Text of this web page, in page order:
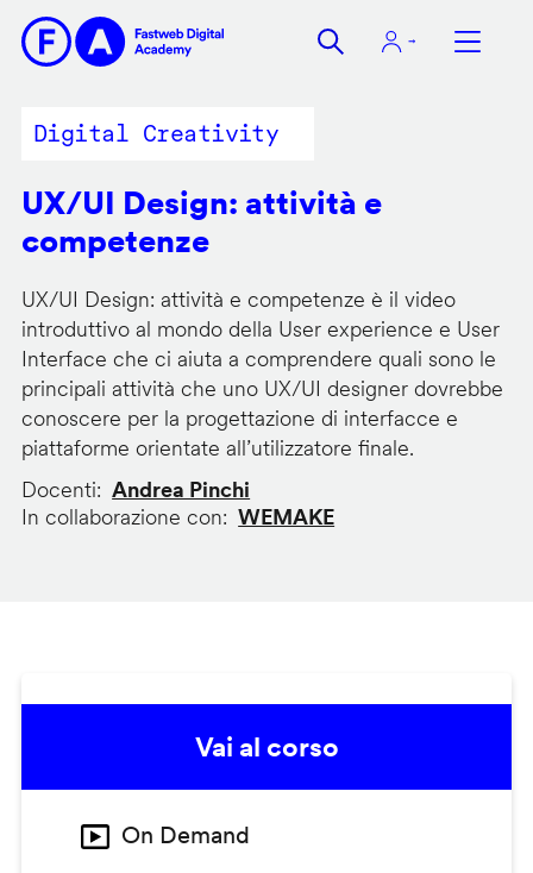
contenuto
Digital Creativity
UX/UI Design: attività e
competenze
UX/UI Design: attività e competenze è il video
introduttivo al mondo della User experience e User
Interface che ci aiuta a comprendere quali sono le
principali attività che uno UX/UI designer dovrebbe
conoscere per la progettazione di interfacce e
piattaforme orientate all’utilizzatore finale.
Docenti
Andrea Pinchi
In collaborazione con
WEMAKE
Vai al corso
On Demand